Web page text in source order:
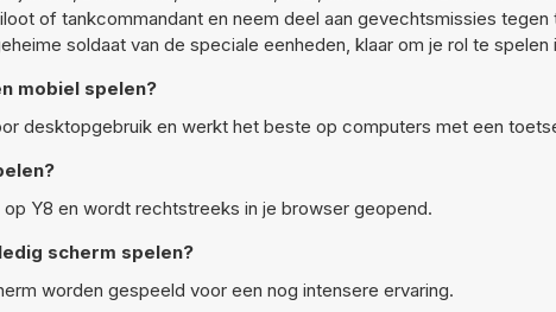
of tankcommandant en neem deel aan gevechtsmissies tegen
soldaat van de speciale eenheden, klaar om je rol te spelen
mobiel spelen?
desktopgebruik en werkt het beste op computers met een
Y8 en wordt rechtstreeks in je browser geopend.
scherm spelen?
worden gespeeld voor een nog intensere ervaring.